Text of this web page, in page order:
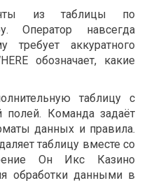
из таблицы по
Оператор навсегда
требует аккуратного
обозначает, какие
таблицу с
полей. Команда задаёт
данных и правила.
таблицу вместе со
Он Икс Казино
обработки данными в